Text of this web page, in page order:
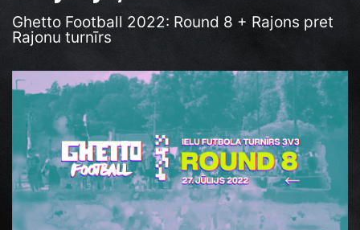
Ghetto Football 2022: Round 8 + Rajons pret
Rajonu turnīrs